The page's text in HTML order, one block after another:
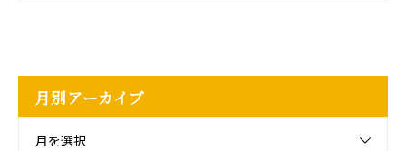
月別アーカイブ
月を選択